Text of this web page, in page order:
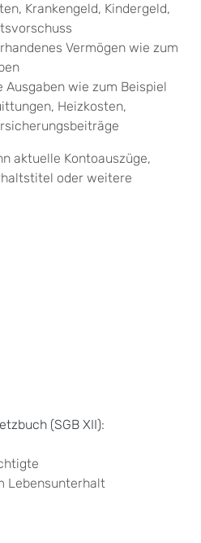
Krankengeld, Kindergeld,
Vermögen wie zum
Ausgaben wie zum Beispiel
Heizkosten,
aktuelle Kontoauszüge,
oder weitere
(SGB XII):
Lebensunterhalt